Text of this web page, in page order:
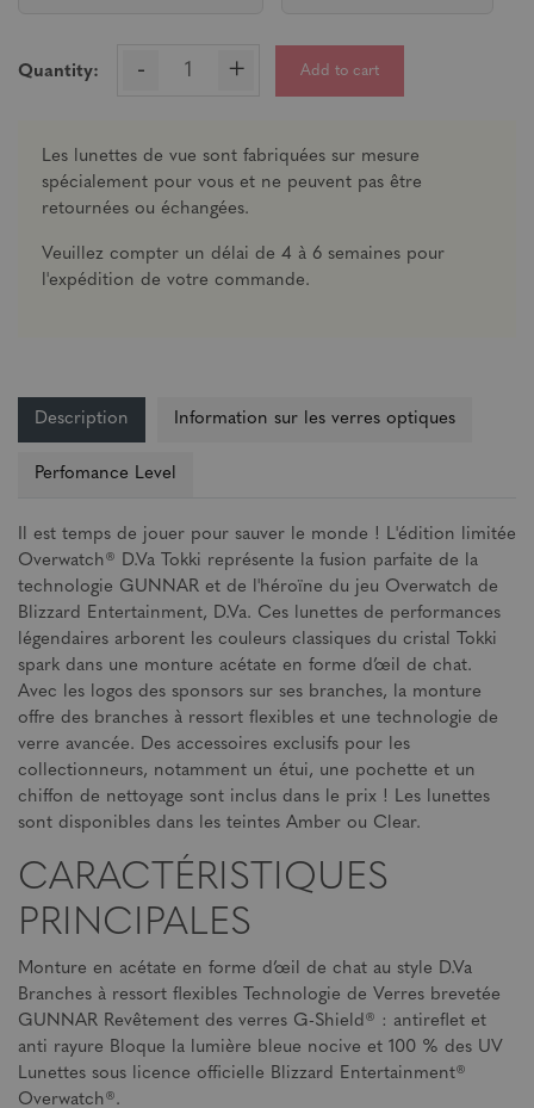
Quantity: - + Add to cart
Les lunettes de vue sont fabriquées sur mesure
spécialement pour vous et ne peuvent pas être
retournées ou échangées.
Veuillez compter un délai de 4 à 6 semaines pour
l'expédition de votre commande.
Description Information sur les verres optiques
Perfomance Level
Il est temps de jouer pour sauver le monde ! L'édition limitée
Overwatch® D.Va Tokki représente la fusion parfaite de la
technologie GUNNAR et de l'héroïne du jeu Overwatch de
Blizzard Entertainment, D.Va. Ces lunettes de performances
légendaires arborent les couleurs classiques du cristal Tokki
spark dans une monture acétate en forme d’œil de chat.
Avec les logos des sponsors sur ses branches, la monture
offre des branches à ressort flexibles et une technologie de
verre avancée. Des accessoires exclusifs pour les
collectionneurs, notamment un étui, une pochette et un
chiffon de nettoyage sont inclus dans le prix ! Les lunettes
sont disponibles dans les teintes Amber ou Clear.
CARACTÉRISTIQUES
PRINCIPALES
Monture en acétate en forme d’œil de chat au style D.Va
Branches à ressort flexibles Technologie de Verres brevetée
GUNNAR Revêtement des verres G-Shield® : antireflet et
anti rayure Bloque la lumière bleue nocive et 100 % des UV
Lunettes sous licence officielle Blizzard Entertainment®
Overwatch®.